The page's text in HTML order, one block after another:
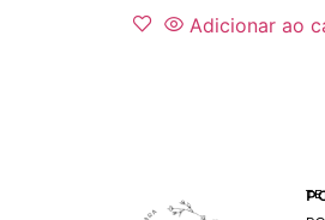
Adicionar ao